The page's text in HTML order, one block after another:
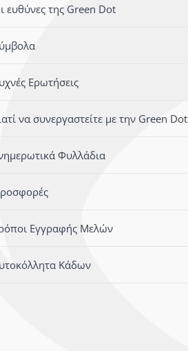
ευθύνες της Green Dot
Ερωτήσεις
να συνεργαστείτε με την Green Dot
Φυλλάδια
Εγγραφής Μελών
Κάδων